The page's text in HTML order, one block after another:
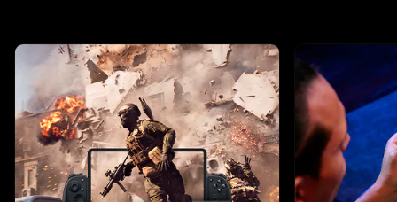
This is a carousel with highlighted items. Use the Previous and